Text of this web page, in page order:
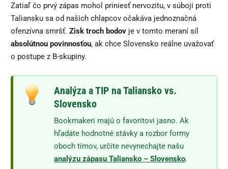
Zatiaľ čo prvý zápas mohol priniesť nervozitu, v súboji proti
Taliansku sa od našich chlapcov očakáva jednoznačná
ofenzívna smršť. Zisk troch bodov je v tomto meraní síl
absolútnou povinnosťou, ak chce Slovensko reálne uvažovať
o postupe z B-skupiny.
Analýza a TIP na Taliansko vs.
Slovensko
Bookmakeri majú o favoritovi jasno. Ak
hľadáte hodnotné stávky a rozbor formy
oboch tímov, určite nevynechajte našu
analýzu zápasu Taliansko – Slovensko.